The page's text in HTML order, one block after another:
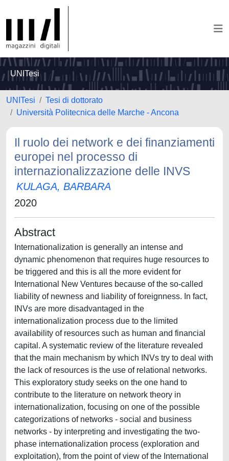
UNITesi
UNITesi
Tesi di dottorato
Università Politecnica delle Marche - Ancona
Il ruolo dei network e dei finanziamenti
europei nel processo di
internazionalizzazione delle INVS
KULAGA, BARBARA
2020
Abstract
Internationalization is generally an intense and
dynamic phenomenon that requires huge resources to
be triggered and this is all the more evident for
International New Ventures because of the so-called
liability of newness and liability of foreignness. In fact,
INVs are more disadvantaged in the
internationalization process due to the limited
availability of resources such as human and financial
capital. A systematic review of the literature revealed
that the main mechanism by which INVs try to deal with
the lack of resources is the use of relational networks.
This exploratory study seeks on the one hand to
contribute to the literature on network theory in
internationalization, focusing on one of the possible
categorizations of networks - social and business
networks - by interpreting and investigating the two-
phase internationalization process (exploration and
exploitation), from the point of view of the International